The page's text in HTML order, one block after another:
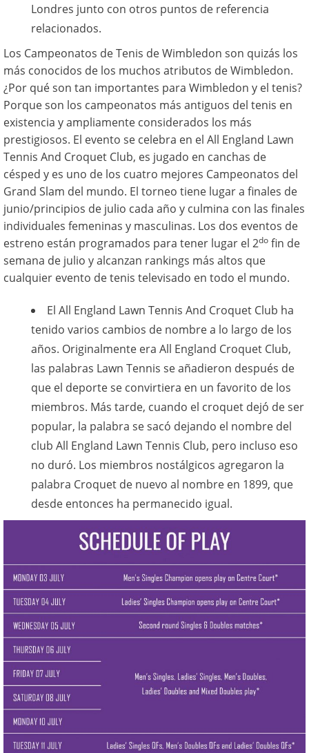
Londres junto con otros puntos de referencia
relacionados.
Los Campeonatos de Tenis de Wimbledon son quizás los
más conocidos de los muchos atributos de Wimbledon.
¿Por qué son tan importantes para Wimbledon y el tenis?
Porque son los campeonatos más antiguos del tenis en
existencia y ampliamente considerados los más
prestigiosos. El evento se celebra en el All England Lawn
Tennis And Croquet Club, es jugado en canchas de
césped y es uno de los cuatro mejores Campeonatos del
Grand Slam del mundo. El torneo tiene lugar a finales de
junio/principios de julio cada año y culmina con las finales
individuales femeninas y masculinas. Los dos eventos de
estreno están programados para tener lugar el 2do fin de
semana de julio y alcanzan rankings más altos que
cualquier evento de tenis televisado en todo el mundo.
El All England Lawn Tennis And Croquet Club ha
tenido varios cambios de nombre a lo largo de los
años. Originalmente era All England Croquet Club,
las palabras Lawn Tennis se añadieron después de
que el deporte se convirtiera en un favorito de los
miembros. Más tarde, cuando el croquet dejó de ser
popular, la palabra se sacó dejando el nombre del
club All England Lawn Tennis Club, pero incluso eso
no duró. Los miembros nostálgicos agregaron la
palabra Croquet de nuevo al nombre en 1899, que
desde entonces ha permanecido igual.